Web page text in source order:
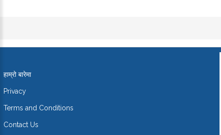
हाम्रो बारेमा
Privacy
Terms and Conditions
Contact Us